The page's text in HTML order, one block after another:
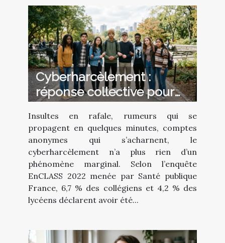
Cyberharcèlement :
réponse collective pour
protéger les jeunes
Insultes en rafale, rumeurs qui se
propagent en quelques minutes, comptes
anonymes qui s’acharnent, le
cyberharcèlement n’a plus rien d’un
phénomène marginal. Selon l’enquête
EnCLASS 2022 menée par Santé publique
France, 6,7 % des collégiens et 4,2 % des
lycéens déclarent avoir été...